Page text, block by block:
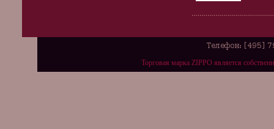
Торговая марка ZIPPO является